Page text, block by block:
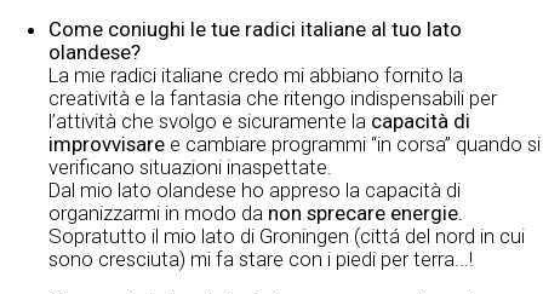
Come coniughi le tue radici italiane al tuo lato
olandese?
La mie radici italiane credo mi abbiano fornito la
creatività e la fantasia che ritengo indispensabili per
l’attività che svolgo e sicuramente la capacità di
improvvisare e cambiare programmi “in corsa” quando si
verificano situazioni inaspettate.
Dal mio lato olandese ho appreso la capacità di
organizzarmi in modo da non sprecare energie.
Sopratutto il mio lato di Groningen (cittá del nord in cui
sono cresciuta) mi fa stare con i piedi per terra...!